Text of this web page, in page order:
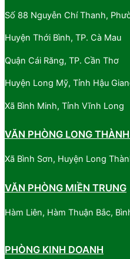
Số 88 Nguyễn Chí Thanh,
Huyện Thới Bình, TP. Cà Mau
Quận Cái Răng, TP. Cần Thơ
Huyện Long Mỹ, Tỉnh Hậu
Xã Bình Minh, Tỉnh Vĩnh Long
VĂN PHÒNG LONG
Xã Bình Sơn, Huyện Long
VĂN PHÒNG MIỀN TRUNG
Hàm Liên, Hàm Thuận Bắc,
PHÒNG KINH DOANH